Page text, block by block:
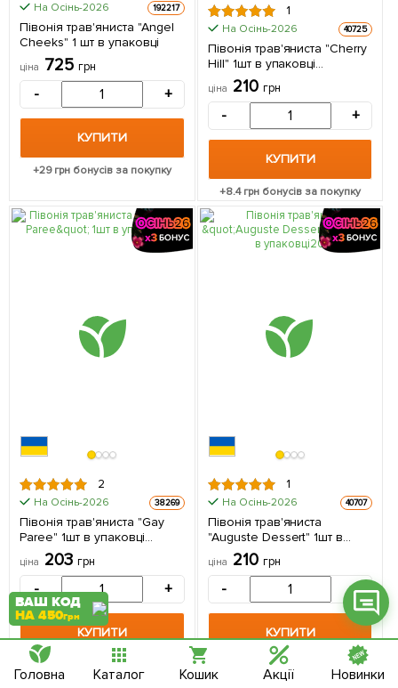
На Осінь-2026 192217
Півонія трав'яниста "Angel
Cheeks" 1 шт в упаковці
ціна 725 грн
- +
КУПИТИ
+29грн бонусів за покупку
1
На Осінь-2026 40725
Півонія трав'яниста "Cherry
Hill" 1шт в упаковці
(Кореневище)
ціна 210 грн
- +
КУПИТИ
+8.4грн бонусів за покупку
2
На Осінь-2026 38269
Півонія трав'яниста "Gay
Paree" 1шт в упаковці
(Кореневище)
ціна 203 грн
- +
КУПИТИ
+8.12 грн бонусів за покупку
1
На Осінь-2026 40707
Півонія трав'яниста
"Auguste Dessert" 1шт в
ціна 210 грн
- +
КУПИТИ
грн бонусів за покупку
Вайбер
Інстаграм
Онлайн чат
ВАШ КОД
НА 450грн
Головна Каталог Кошик Акції Новинки